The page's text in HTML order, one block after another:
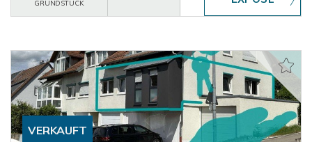
GRUNDSTÜCK
VERKAUFT